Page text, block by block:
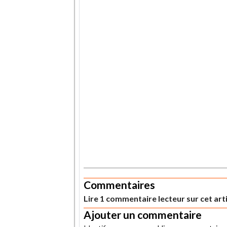
Commentaires
Lire 1 commentaire lecteur sur cet
Ajouter un commentaire